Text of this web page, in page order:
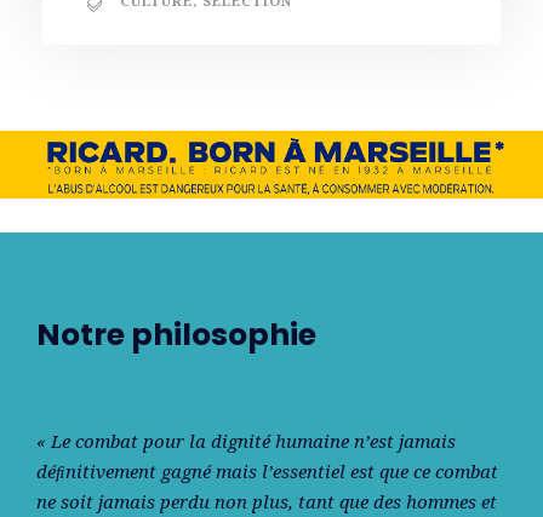
Notre philosophie
« Le combat pour la dignité humaine n’est jamais
déﬁnitivement gagné mais l’essentiel est que ce combat
ne soit jamais perdu non plus, tant que des hommes et